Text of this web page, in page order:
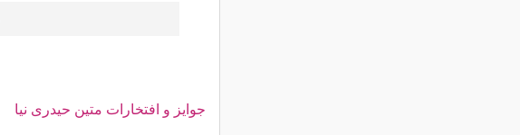
جوایز و افتخارات متین حیدری نیا